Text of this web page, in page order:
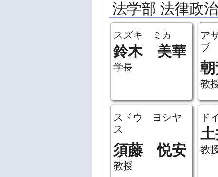
法学部 法律政
スズキ ミカ
鈴木 美華
学長
ア
ブ
教
スドウ ヨシヤ
ス
須藤 悦安
教授
ド
教